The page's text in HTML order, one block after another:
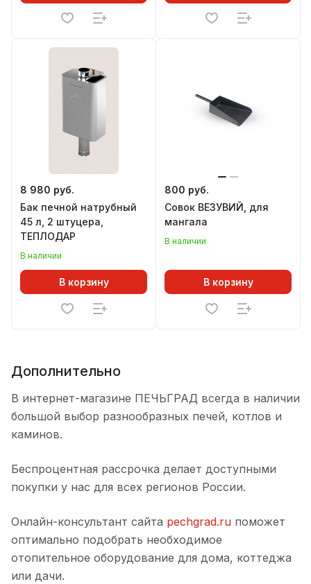
8 980 руб.
Бак печной натрубный
45 л, 2 штуцера,
ТЕПЛОДАР
В наличии
В корзину
800 руб.
Совок ВЕЗУВИЙ, для
мангала
В наличии
В корзину
Дополнительно
В интернет-магазине ПЕЧЬГРАД всегда в наличии
большой выбор разнообразных печей, котлов и
каминов.
Беспроцентная рассрочка делает доступными
покупки у нас для всех регионов России.
Онлайн-консультант сайта pechgrad.ru поможет
оптимально подобрать необходимое
отопительное оборудование для дома, коттеджа
или дачи.